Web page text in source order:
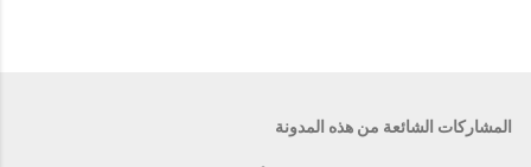
المشاركات الشائعة من هذه المدونة